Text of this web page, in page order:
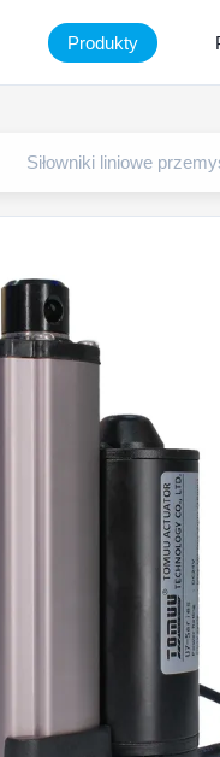
Produkty
Siłowniki liniowe